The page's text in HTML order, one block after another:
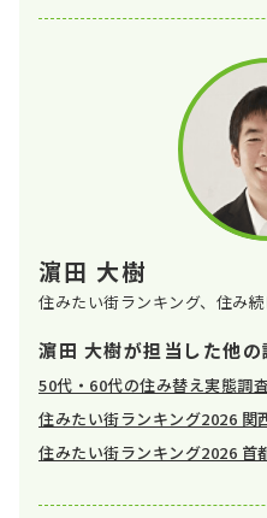
濵田 大樹
住みたい街ランキング、住み
濵田 大樹が担当した他の
50代・60代の住み替え実態調
住みたい街ランキング2026 関
住みたい街ランキング2026 首